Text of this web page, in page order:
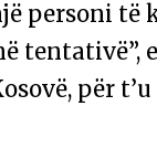
personi të
tentativë”,
për